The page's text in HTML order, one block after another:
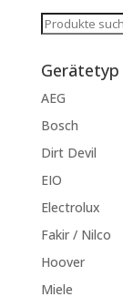
Suchen
Gerätetyp
AEG
Bosch
Dirt Devil
EIO
Electrolux
Fakir / Nilco
Hoover
Miele